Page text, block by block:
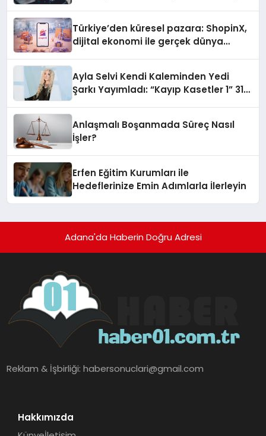
Türkiye’den küresel pazara: ShopinX,
dijital ekonomi ile gerçek dünya
Ayla Selvi Kendi Kaleminden Yedi
Şarkı Yayımladı: “Kayıp Kasetler 1” 31
Anlaşmalı Boşanmada Süreç Nasıl
İşler?
Erfen Eğitim Kurumları ile
Hedeflerinize Emin Adımlarla İlerleyin
Adana'da Haberin Doğru Adresi
Reklam & İşbirliği:habersonuclari@gmail.com
Hakkımızda